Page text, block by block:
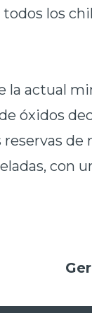
los
la actual
óxidos
de
con